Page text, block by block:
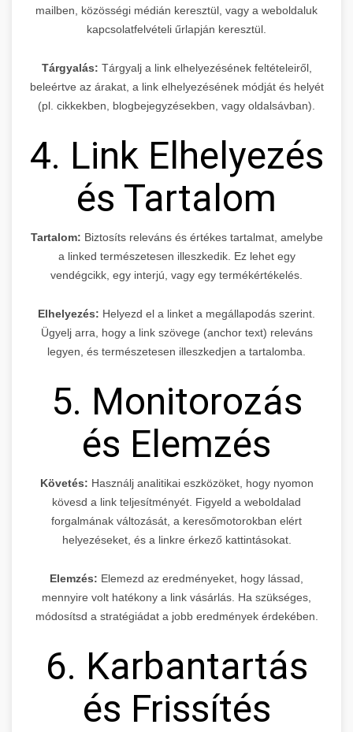
mailben, közösségi médián keresztül, vagy a weboldaluk
kapcsolatfelvételi űrlapján keresztül.
Tárgyalás: Tárgyalj a link elhelyezésének feltételeiről,
beleértve az árakat, a link elhelyezésének módját és helyét
(pl. cikkekben, blogbejegyzésekben, vagy oldalsávban).
4. Link Elhelyezés
és Tartalom
Tartalom: Biztosíts releváns és értékes tartalmat, amelybe
a linked természetesen illeszkedik. Ez lehet egy
vendégcikk, egy interjú, vagy egy termékértékelés.
Elhelyezés: Helyezd el a linket a megállapodás szerint.
Ügyelj arra, hogy a link szövege (anchor text) releváns
legyen, és természetesen illeszkedjen a tartalomba.
5. Monitorozás
és Elemzés
Követés: Használj analitikai eszközöket, hogy nyomon
kövesd a link teljesítményét. Figyeld a weboldalad
forgalmának változását, a keresőmotorokban elért
helyezéseket, és a linkre érkező kattintásokat.
Elemzés: Elemezd az eredményeket, hogy lássad,
mennyire volt hatékony a link vásárlás. Ha szükséges,
módosítsd a stratégiádat a jobb eredmények érdekében.
6. Karbantartás
és Frissítés